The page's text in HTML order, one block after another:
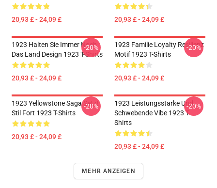
20,93 £ - 24,09 £ 20,93 £ - 24,09 £
1923 Halten Sie Immer Noch
Das Land Design 1923 T-Shirts
20,93 £ - 24,09 £
-20%
1923 Familie Loyalty Resilienz
Motif 1923 T-Shirts
20,93 £ - 24,09 £
-20%
1923 Yellowstone Saga Setzt
Stil Fort 1923 T-Shirts
20,93 £ - 24,09 £
-20%
1923 Leistungsstarke Und
Schwebende Vibe 1923 T-
Shirts
20,93 £ - 24,09 £
-20%
MEHR ANZEIGEN